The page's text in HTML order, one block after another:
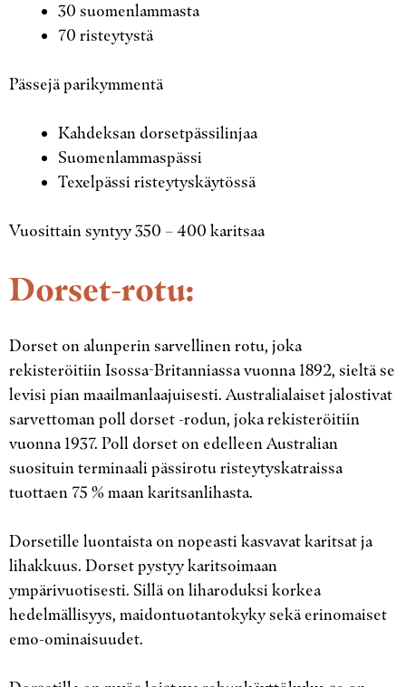
30 suomenlammasta
70 risteytystä
Pässejä parikymmentä
Kahdeksan dorsetpässilinjaa
Suomenlammaspässi
Texelpässi risteytyskäytössä
Vuosittain syntyy 350 – 400 karitsaa
Dorset-rotu:
Dorset on alunperin sarvellinen rotu, joka
rekisteröitiin Isossa-Britanniassa vuonna 1892, sieltä se
levisi pian maailmanlaajuisesti. Australialaiset jalostivat
sarvettoman poll dorset -rodun, joka rekisteröitiin
vuonna 1937. Poll dorset on edelleen Australian
suosituin terminaali pässirotu risteytyskatraissa
tuottaen 75 % maan karitsanlihasta.
Dorsetille luontaista on nopeasti kasvavat karitsat ja
lihakkuus. Dorset pystyy karitsoimaan
ympärivuotisesti. Sillä on liharoduksi korkea
hedelmällisyys, maidontuotantokyky sekä erinomaiset
emo-ominaisuudet.